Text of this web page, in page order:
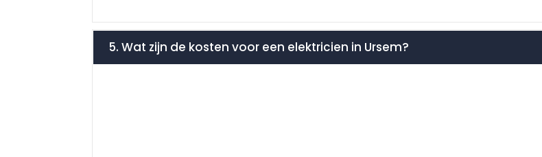
5. Wat zijn de kosten voor een elektricien in Ursem?